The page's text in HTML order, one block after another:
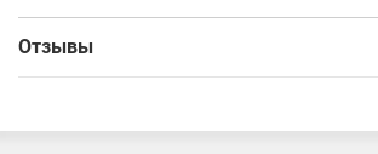
Отзывы